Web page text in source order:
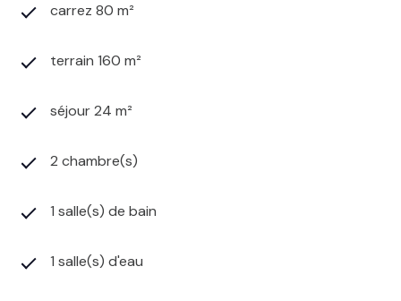
carrez 80 m²
terrain 160 m²
séjour 24 m²
2 chambre(s)
1 salle(s) de bain
1 salle(s) d'eau